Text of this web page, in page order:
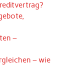
–
– wie